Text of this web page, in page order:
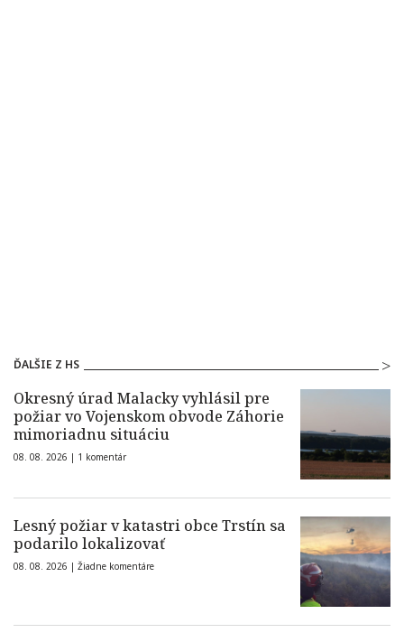
ĎALŠIE Z HS
Okresný úrad Malacky vyhlásil pre
požiar vo Vojenskom obvode Záhorie
mimoriadnu situáciu
08. 08. 2026 | 1 komentár
Lesný požiar v katastri obce Trstín sa
podarilo lokalizovať
08. 08. 2026 | Žiadne komentáre